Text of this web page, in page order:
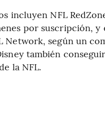
incluyen NFL
por suscripción, y
Network, según un
también
la NFL.